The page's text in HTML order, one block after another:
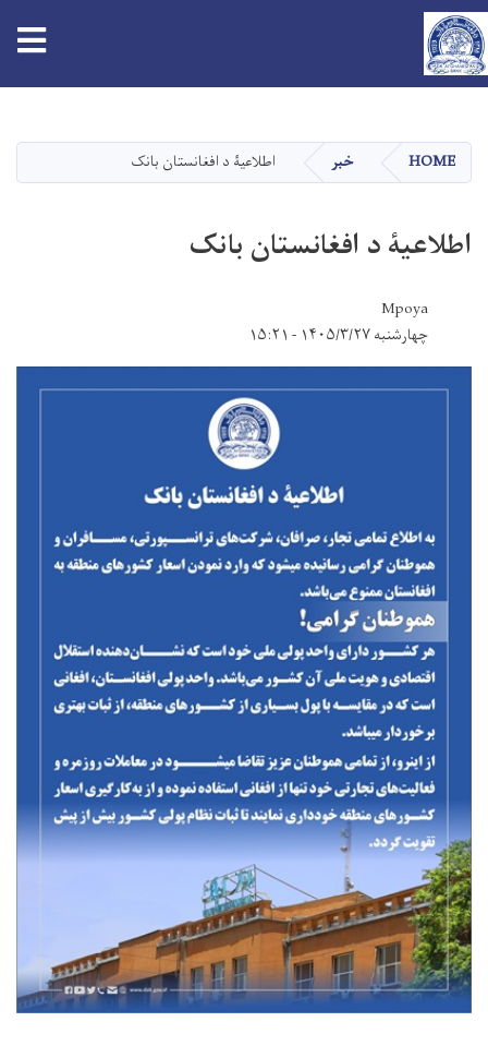
main
content
HOME خبر اطلاعیۀ د افغانستان بانک
اطلاعیۀ د افغانستان بانک
Mpoya
چهارشنبه ۱۴۰۵/۳/۲۷ - ۱۵:۲۱